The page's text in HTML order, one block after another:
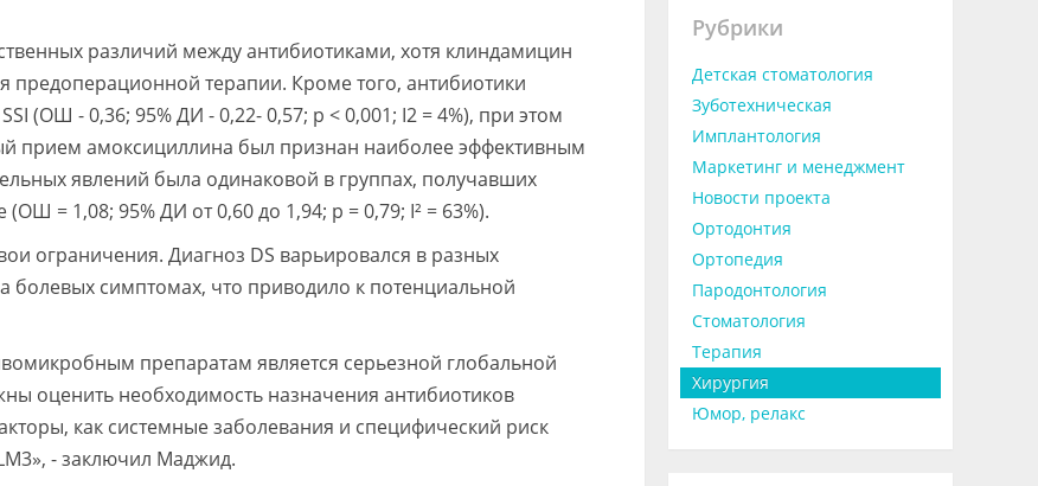
различий между антибиотиками, хотя клиндамицин
терапии. Кроме того, антибиотики
(ОШ - 0,36; 95% ДИ - 0,22- 0,57; р < 0,001; I2 = 4%), при этом
прием амоксициллина был признан наиболее эффективным
явлений была одинаковой в группах, получавших
= 1,08; 95% ДИ от 0,60 до 1,94; р = 0,79; I² = 63%).
ограничения. Диагноз DS варьировался в разных
болевых симптомах, что приводило к потенциальной
препаратам является серьезной глобальной
оценить необходимость назначения антибиотиков
как системные заболевания и специфический риск
- заключил Маджид.
Рубрики
Детская стоматология
Зуботехническая
Имплантология
Маркетинг и менеджмент
Новости проекта
Ортодонтия
Ортопедия
Пародонтология
Стоматология
Терапия
Хирургия
Юмор, релакс